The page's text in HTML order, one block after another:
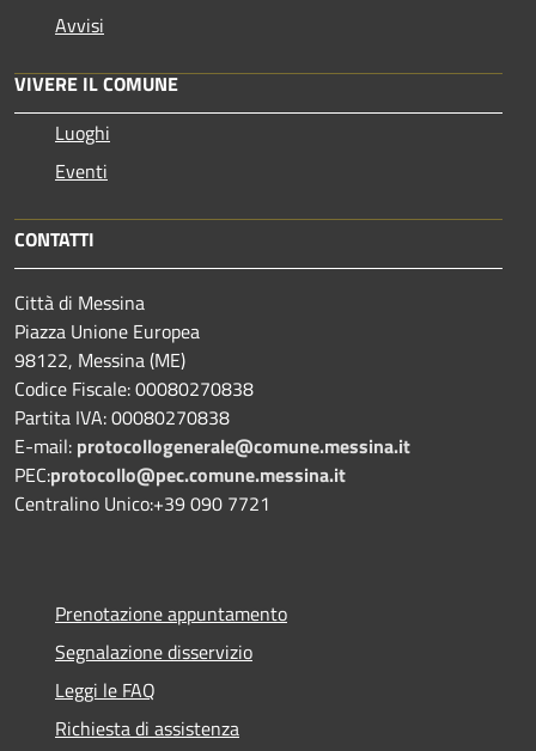
Avvisi
VIVERE IL COMUNE
Luoghi
Eventi
CONTATTI
Città di Messina
Piazza Unione Europea
98122, Messina (ME)
Codice Fiscale: 00080270838
Partita IVA: 00080270838
E-mail: protocollogenerale@comune.messina.it
PEC:protocollo@pec.comune.messina.it
Centralino Unico:+39 090 7721
Prenotazione appuntamento
Segnalazione disservizio
Leggi le FAQ
Richiesta di assistenza